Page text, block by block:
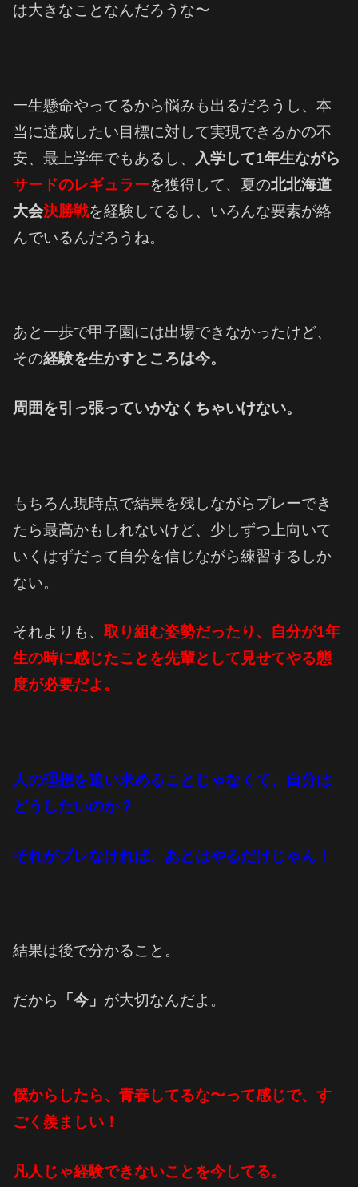
は大きなことなんだろうな〜
一生懸命やってるから悩みも出るだろうし、本
当に達成したい目標に対して実現できるかの不
安、最上学年でもあるし、
入学して1年生ながら
サードのレギュラーを獲得して、夏の北北海道
大会決勝戦を経験してるし、いろんな要素が絡
んでいるんだろうね。
あと一歩で甲子園には出場できなかったけど、
その経験を生かすところは今。
周囲を引っ張っていかなくちゃいけない。
もちろん現時点で結果を残しながらプレーでき
たら最高かもしれないけど、少しずつ上向いて
いくはずだって自分を信じながら練習するしか
ない。
それよりも、 取り組む姿勢だったり、自分が1年
生の時に感じたことを先輩として見せてやる態
度が必要だよ。
人の理想を追い求めることじゃなくて、自分は
どうしたいのか？
それがブレなければ、あとはやるだけじゃん！
結果は後で分かること。
だから 「今」 が大切なんだよ。
僕からしたら、青春してるな〜って感じで、す
ごく羨ましい！
凡人じゃ経験できないことを今してる。